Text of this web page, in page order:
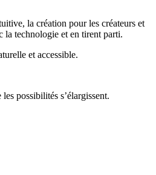
la création pour les créateurs et
la technologie et en tirent parti.
et accessible.
possibilités s’élargissent.